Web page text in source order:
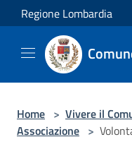
Salta al contenuto principale
Regione Lombardia
Home > Vivere il
Associazione >